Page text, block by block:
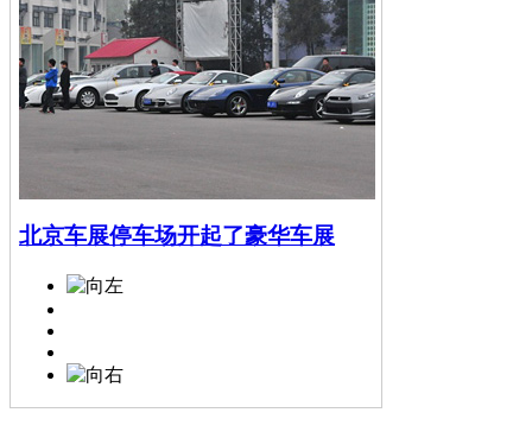
北京车展停车场开起了豪华车展